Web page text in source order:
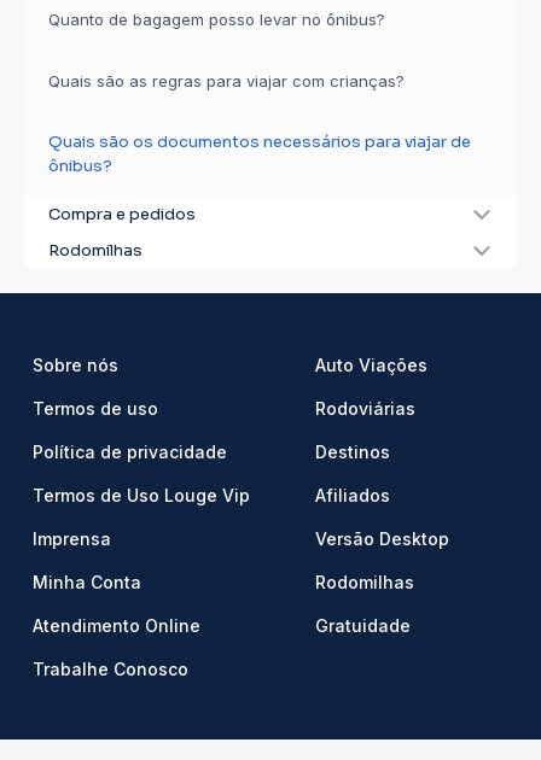
Quanto de bagagem posso levar no ônibus?
Quais são as regras para viajar com crianças?
Quais são os documentos necessários para viajar de
ônibus?
Compra e pedidos
Rodomilhas
Sobre nós
Termos de uso
Política de privacidade
Termos de Uso Louge Vip
Imprensa
Minha Conta
Atendimento Online
Trabalhe Conosco
Auto Viações
Rodoviárias
Destinos
Afiliados
Versão Desktop
Rodomilhas
Gratuidade